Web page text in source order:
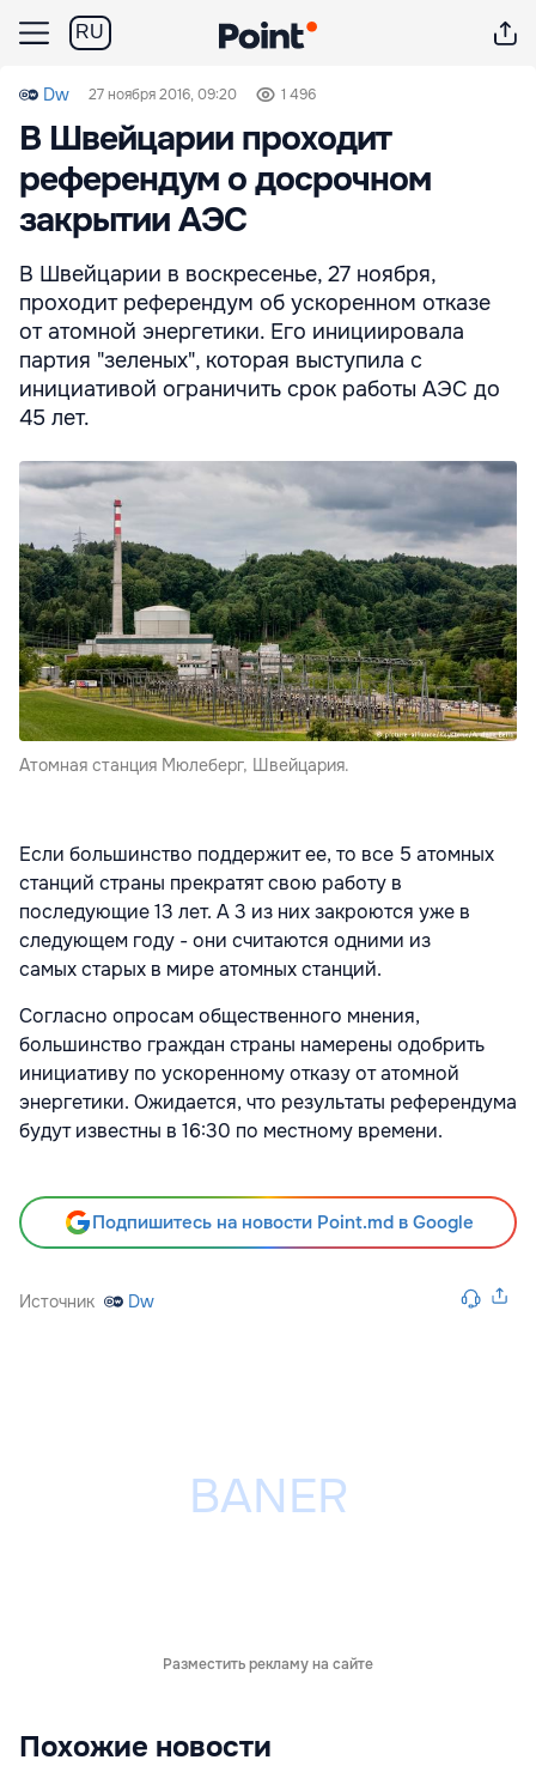
RU
Dw 27 ноября 2016, 09:20 1 496
В Швейцарии проходит
референдум о досрочном
закрытии АЭС
В Швейцарии в воскресенье, 27 ноября,
проходит референдум об ускоренном отказе
от атомной энергетики. Его инициировала
партия "зеленых", которая выступила с
инициативой ограничить срок работы АЭС до
45 лет.
Атомная станция Мюлеберг, Швейцария.
Если большинство поддержит ее, то все 5 атомных
станций страны прекратят свою работу в
последующие 13 лет. А 3 из них закроются уже в
следующем году - они считаются одними из
самых старых в мире атомных станций.
Согласно опросам общественного мнения,
большинство граждан страны намерены одобрить
инициативу по ускоренному отказу от атомной
энергетики. Ожидается, что результаты референдума
будут известны в 16:30 по местному времени.
Подпишитесь на новости Point.md в Google
Источник Dw
Разместить рекламу на сайте
Похожие новости